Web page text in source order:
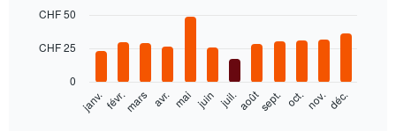
chart
12
bars.
graphique
graphic.
janv.févr.mars avr. mai juin juil.aoûtsept. oct.nov.déc.
0
CHF 25
CHF 50